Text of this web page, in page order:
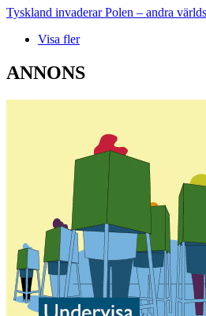
Tyskland invaderar Polen – andra
Visa fler
ANNONS